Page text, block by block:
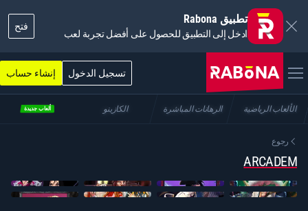
تطبيق Rabona
ادخل إلى التطبيق للحصول على أفضل تجربة لعب
فتح
تسجيل الدخول إنشاء حساب
الألعاب الرياضية الرهانات المباشرة الكازينو ألعاب جديدة
DUELTY
رجوع
ARCADEM